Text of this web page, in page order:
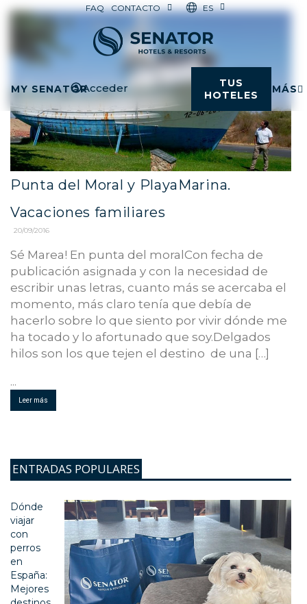
FAQ CONTACTO ES
MY SENATORAcceder
TUS
HOTELES
MÁS
Punta del Moral y PlayaMarina.
Vacaciones familiares
20/09/2016
Sé Marea! En punta del moralCon fecha de
publicación asignada y con la necesidad de
escribir unas letras, cuanto más se acercaba el
momento, más claro tenía que debía de
hacerlo sobre lo que siento por vivir dónde me
ha tocado y lo afortunado que soy.Delgados
hilos son los que tejen el destino de una […]
...
Leer más
ENTRADAS POPULARES
Dónde
viajar
con
perros
en
España:
Mejores